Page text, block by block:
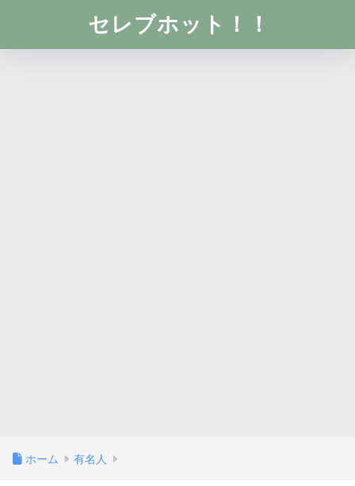
セレブホット！！
ホーム 有名人